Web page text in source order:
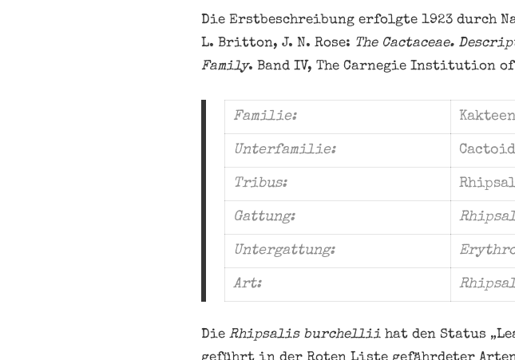
Die Erstbeschreibung erfolgte 1923 durch
L. Britton, J. N. Rose: The Cactaceae.
Family. Band IV, The Carnegie Institution of
Familie:
Unterfamilie:
Tribus:
Gattung:
Untergattung:
Art:
Die Rhipsalis burchellii hat den Status